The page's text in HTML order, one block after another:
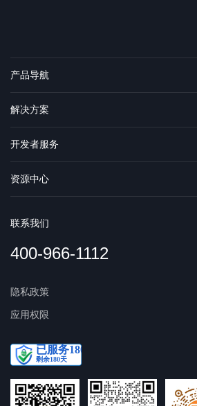
产品导航
解决方案
开发者服务
资源中心
联系我们
400-966-1112
隐私政策
应用权限